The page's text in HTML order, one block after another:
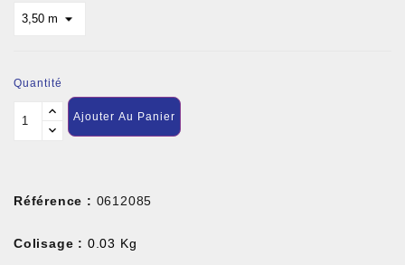
Quantité
Ajouter Au Panier
Référence : 0612085
Colisage : 0.03 Kg